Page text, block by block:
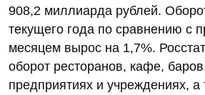
908,2 миллиарда рублей.
текущего года по сравнению с
месяцем вырос на 1,7%.
оборот ресторанов, кафе,
предприятиях и учреждениях, а